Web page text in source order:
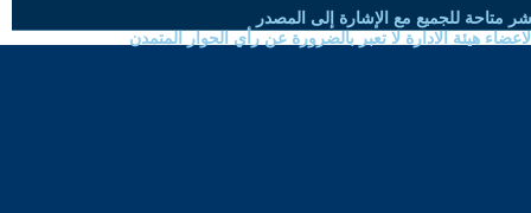
متاحة للجميع مع الإشارة إلى المصدر
هيئة الادارة لا تعبر بالضرورة عن رأي الحوار المتمدن